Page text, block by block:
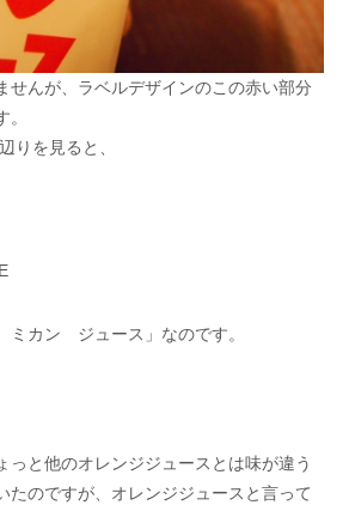
せんが、ラベルデザインのこの赤い部分
りを見ると、
カン ジュース」なのです。
っと他のオレンジジュースとは味が違う
たのですが、オレンジジュースと言って